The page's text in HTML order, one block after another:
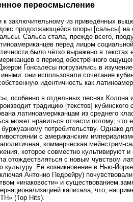
переосмысление
заключительному из приведённых
продолжающейся опоры [сальсы] на
Сальса стала, прежде всего,
перед лицом
было чётко выражено в
в период обострённого
Гонсалесы погрузились в
они использовали сочетание
идентичность как
особенно в отдельных песнях Колона
традицию [текстов] кубинского
латиноамериканцам из среднего
может нравиться отчасти потому,
потребительству. Однако
с американским
коммерческая мейнстрим-
которое совместно культивируют
отождествляться с новым чувством
Её возникновение в Нью-
Антонио Педрейру)
«инаковости» и существованием
капитала, что,
(Top Hits).